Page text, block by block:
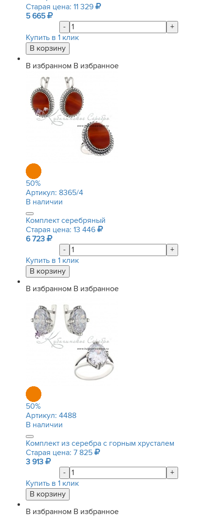
Старая цена: 11 329
5 665
-
+
Купить в 1 клик
В избранном В избранное
50%
Артикул: 8365/4
В наличии
Комплект серебряный
Старая цена: 13 446
6 723
-
+
Купить в 1 клик
В избранном В избранное
50%
Артикул: 4488
В наличии
Комплект из серебра с горным хрусталем
Старая цена: 7 825
3 913
-
+
Купить в 1 клик
В избранном В избранное